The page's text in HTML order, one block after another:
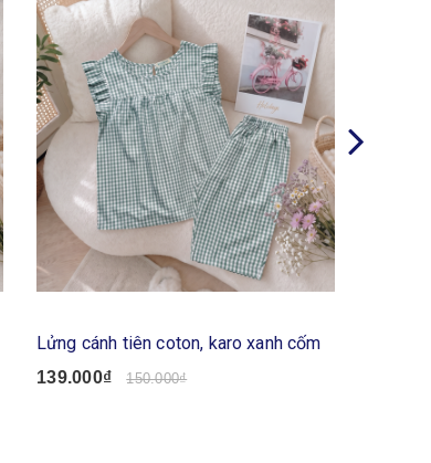
Lửng cánh tiên coton, karo xanh cốm
139.000₫ 150.000₫